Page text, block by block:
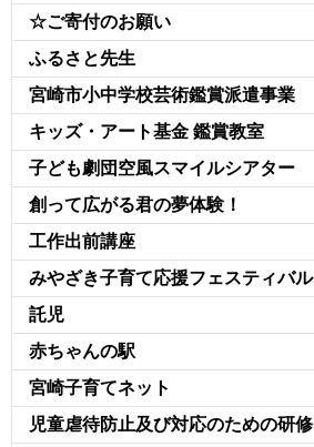
☆ご寄付のお願い
ふるさと先生
宮崎市小中学校芸術鑑賞派遣事業
キッズ・アート基金 鑑賞教室
子ども劇団空風スマイルシアター
創って広がる君の夢体験！
工作出前講座
みやざき子育て応援フェスティバル
託児
赤ちゃんの駅
宮崎子育てネット
児童虐待防止及び対応のための研修